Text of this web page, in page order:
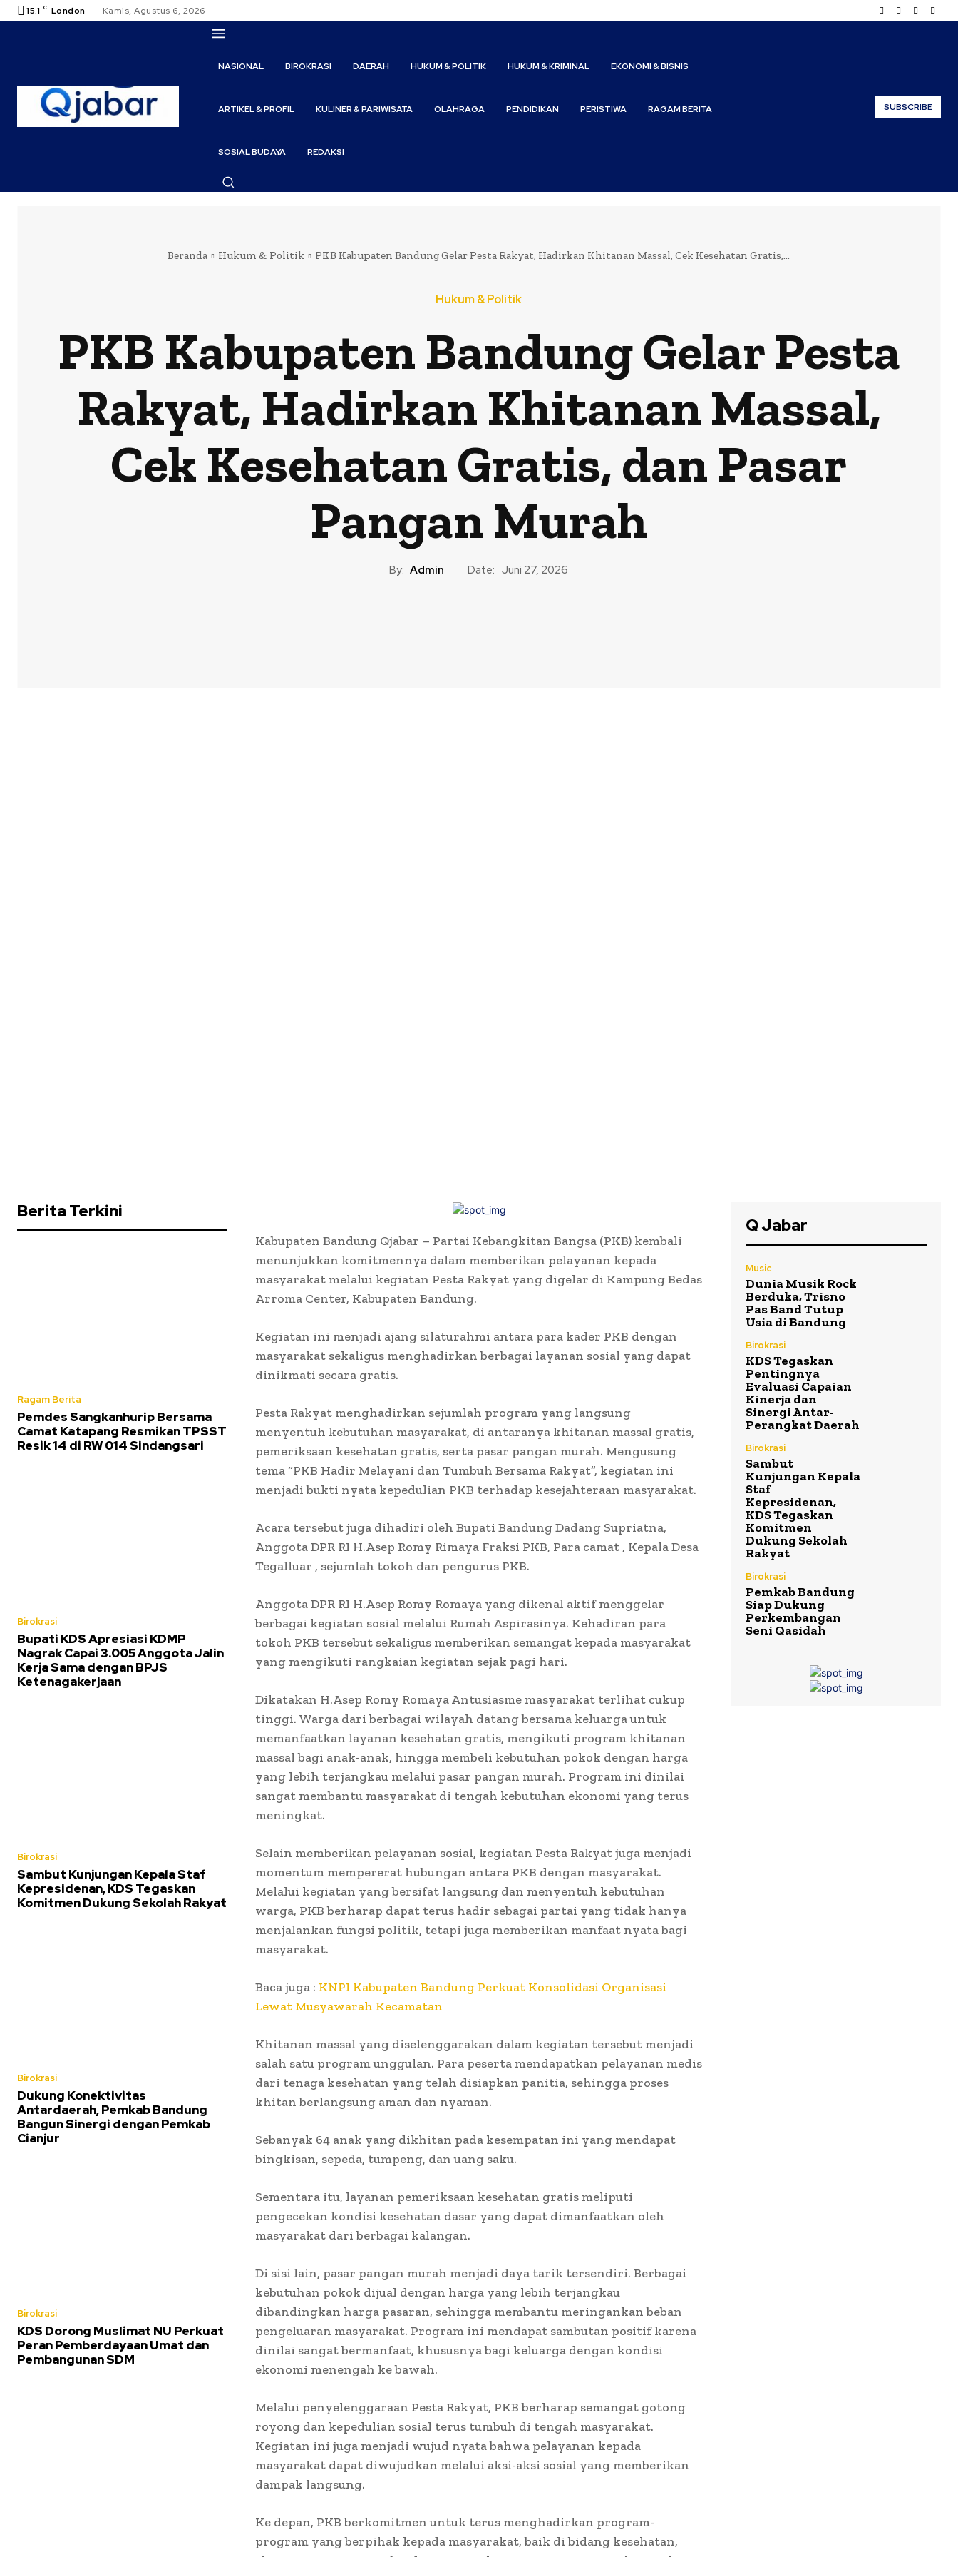
15.1 C London Kamis, Agustus 6, 2026
NASIONAL BIROKRASI DAERAH HUKUM & POLITIK HUKUM & KRIMINAL EKONOMI & BISNIS
ARTIKEL & PROFIL KULINER & PARIWISATA OLAHRAGA PENDIDIKAN PERISTIWA RAGAM BERITA
SOSIAL BUDAYA REDAKSI
SUBSCRIBE
Beranda Hukum & Politik PKB Kabupaten Bandung Gelar Pesta Rakyat, Hadirkan Khitanan Massal, Cek Kesehatan Gratis,...
Hukum & Politik
PKB Kabupaten Bandung Gelar Pesta
Rakyat, Hadirkan Khitanan Massal,
Cek Kesehatan Gratis, dan Pasar
Pangan Murah
By: Admin Date: Juni 27, 2026
Berita Terkini
Ragam Berita
Pemdes Sangkanhurip Bersama
Camat Katapang Resmikan TPSST
Resik 14 di RW 014 Sindangsari
Birokrasi
Bupati KDS Apresiasi KDMP
Nagrak Capai 3.005 Anggota Jalin
Kerja Sama dengan BPJS
Ketenagakerjaan
Birokrasi
Sambut Kunjungan Kepala Staf
Kepresidenan, KDS Tegaskan
Komitmen Dukung Sekolah Rakyat
Birokrasi
Dukung Konektivitas
Antardaerah, Pemkab Bandung
Bangun Sinergi dengan Pemkab
Cianjur
Birokrasi
KDS Dorong Muslimat NU Perkuat
Peran Pemberdayaan Umat dan
Pembangunan SDM
Kabupaten Bandung Qjabar – Partai Kebangkitan Bangsa (PKB) kembali
menunjukkan komitmennya dalam memberikan pelayanan kepada
masyarakat melalui kegiatan Pesta Rakyat yang digelar di Kampung Bedas
Arroma Center, Kabupaten Bandung.
Kegiatan ini menjadi ajang silaturahmi antara para kader PKB dengan
masyarakat sekaligus menghadirkan berbagai layanan sosial yang dapat
dinikmati secara gratis.
Pesta Rakyat menghadirkan sejumlah program yang langsung
menyentuh kebutuhan masyarakat, di antaranya khitanan massal gratis,
pemeriksaan kesehatan gratis, serta pasar pangan murah. Mengusung
tema “PKB Hadir Melayani dan Tumbuh Bersama Rakyat”, kegiatan ini
menjadi bukti nyata kepedulian PKB terhadap kesejahteraan masyarakat.
Acara tersebut juga dihadiri oleh Bupati Bandung Dadang Supriatna,
Anggota DPR RI H.Asep Romy Rimaya Fraksi PKB, Para camat , Kepala Desa
Tegalluar , sejumlah tokoh dan pengurus PKB.
Anggota DPR RI H.Asep Romy Romaya yang dikenal aktif menggelar
berbagai kegiatan sosial melalui Rumah Aspirasinya. Kehadiran para
tokoh PKB tersebut sekaligus memberikan semangat kepada masyarakat
yang mengikuti rangkaian kegiatan sejak pagi hari.
Dikatakan H.Asep Romy Romaya Antusiasme masyarakat terlihat cukup
tinggi. Warga dari berbagai wilayah datang bersama keluarga untuk
memanfaatkan layanan kesehatan gratis, mengikuti program khitanan
massal bagi anak-anak, hingga membeli kebutuhan pokok dengan harga
yang lebih terjangkau melalui pasar pangan murah. Program ini dinilai
sangat membantu masyarakat di tengah kebutuhan ekonomi yang terus
meningkat.
Selain memberikan pelayanan sosial, kegiatan Pesta Rakyat juga menjadi
momentum mempererat hubungan antara PKB dengan masyarakat.
Melalui kegiatan yang bersifat langsung dan menyentuh kebutuhan
warga, PKB berharap dapat terus hadir sebagai partai yang tidak hanya
menjalankan fungsi politik, tetapi juga memberikan manfaat nyata bagi
masyarakat.
Baca juga : KNPI Kabupaten Bandung Perkuat Konsolidasi Organisasi
Lewat Musyawarah Kecamatan
Khitanan massal yang diselenggarakan dalam kegiatan tersebut menjadi
salah satu program unggulan. Para peserta mendapatkan pelayanan medis
dari tenaga kesehatan yang telah disiapkan panitia, sehingga proses
khitan berlangsung aman dan nyaman.
Sebanyak 64 anak yang dikhitan pada kesempatan ini yang mendapat
bingkisan, sepeda, tumpeng, dan uang saku.
Sementara itu, layanan pemeriksaan kesehatan gratis meliputi
pengecekan kondisi kesehatan dasar yang dapat dimanfaatkan oleh
masyarakat dari berbagai kalangan.
Di sisi lain, pasar pangan murah menjadi daya tarik tersendiri. Berbagai
kebutuhan pokok dijual dengan harga yang lebih terjangkau
dibandingkan harga pasaran, sehingga membantu meringankan beban
pengeluaran masyarakat. Program ini mendapat sambutan positif karena
dinilai sangat bermanfaat, khususnya bagi keluarga dengan kondisi
ekonomi menengah ke bawah.
Melalui penyelenggaraan Pesta Rakyat, PKB berharap semangat gotong
royong dan kepedulian sosial terus tumbuh di tengah masyarakat.
Kegiatan ini juga menjadi wujud nyata bahwa pelayanan kepada
masyarakat dapat diwujudkan melalui aksi-aksi sosial yang memberikan
dampak langsung.
Ke depan, PKB berkomitmen untuk terus menghadirkan program-
program yang berpihak kepada masyarakat, baik di bidang kesehatan,
Q Jabar
Music
Dunia Musik Rock
Berduka, Trisno
Pas Band Tutup
Usia di Bandung
Birokrasi
KDS Tegaskan
Pentingnya
Evaluasi Capaian
Kinerja dan
Sinergi Antar-
Perangkat Daerah
Birokrasi
Sambut
Kunjungan Kepala
Staf
Kepresidenan,
KDS Tegaskan
Komitmen
Dukung Sekolah
Rakyat
Birokrasi
Pemkab Bandung
Siap Dukung
Perkembangan
Seni Qasidah